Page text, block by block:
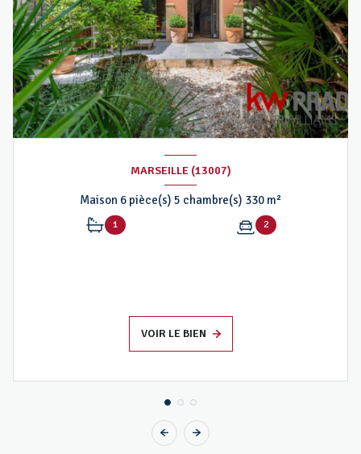
MARSEILLE (13007)
Maison 6 pièce(s) 5 chambre(s) 330 m²
1 2
VOIR LE BIEN